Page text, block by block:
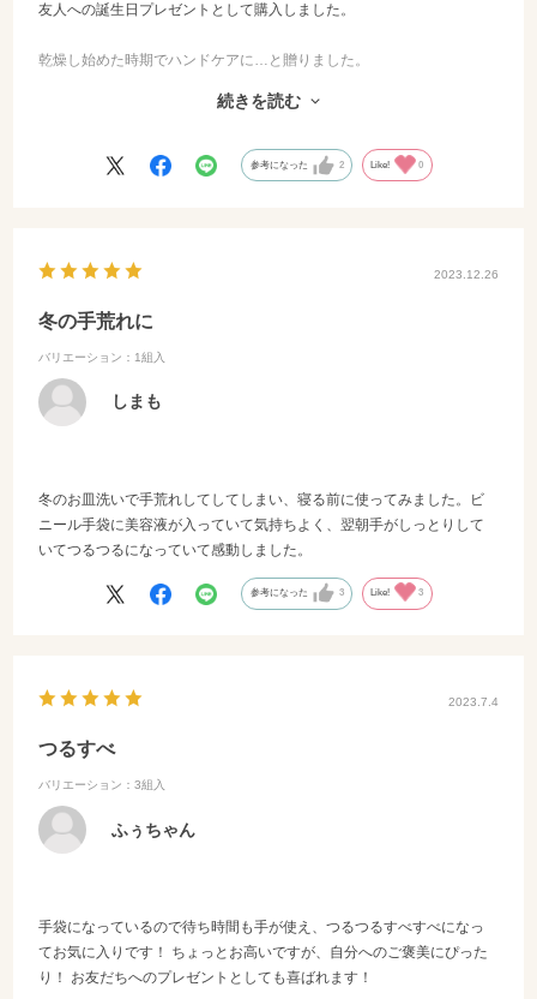
友人への誕生日プレゼントとして購入しました。
乾燥し始めた時期でハンドケアに…と贈りました。
使い心地が良かったとのことでしたので
続きを読む
参考になった 2 Like! 0
2023.12.26
冬の手荒れに
バリエーション：1組入
しまも
冬のお皿洗いで手荒れしてしてしまい、寝る前に使ってみました。ビ
ニール手袋に美容液が入っていて気持ちよく、翌朝手がしっとりして
いてつるつるになっていて感動しました。
参考になった 3 Like! 3
2023.7.4
つるすべ
バリエーション：3組入
ふぅちゃん
手袋になっているので待ち時間も手が使え、つるつるすべすべになっ
てお気に入りです！ ちょっとお高いですが、自分へのご褒美にぴった
り！ お友だちへのプレゼントとしても喜ばれます！